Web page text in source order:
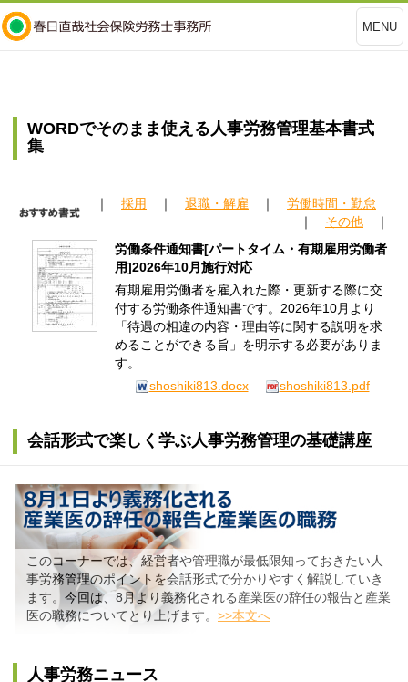
MENU
WORDでそのまま使える人事労務管理基本書式
集
｜ 採用 ｜ 退職・解雇 ｜ 労働時間・勤怠
｜ その他 ｜
労働条件通知書[パートタイム・有期雇用労働者
用]2026年10月施行対応
有期雇用労働者を雇入れた際・更新する際に交
付する労働条件通知書です。2026年10月より
「待遇の相違の内容・理由等に関する説明を求
めることができる旨」を明示する必要がありま
す。
shoshiki813.docx
shoshiki813.pdf
会話形式で楽しく学ぶ人事労務管理の基礎講座
このコーナーでは、経営者や管理職が最低限知っておきたい人
事労務管理のポイントを会話形式で分かりやすく解説していき
ます。今回は、8月より義務化される産業医の辞任の報告と産業
医の職務についてとり上げます。 >>本文へ
人事労務ニュース